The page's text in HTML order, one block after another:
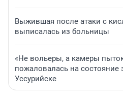
Выжившая после атаки с
выписалась из больницы
«Не вольеры, а камеры
пожаловалась на состояние
Уссурийске